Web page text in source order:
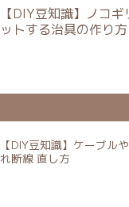
【DIY豆知識】ノコ
ットする治具の作り
【DIY豆知識】ケーブル
れ断線 直し方